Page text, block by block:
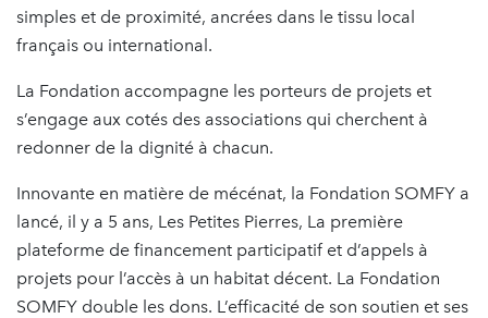
simples et de proximité, ancrées dans le tissu local
français ou international.
La Fondation accompagne les porteurs de projets et
s’engage aux cotés des associations qui cherchent à
redonner de la dignité à chacun.
Innovante en matière de mécénat, la Fondation SOMFY a
lancé, il y a 5 ans, Les Petites Pierres, La première
plateforme de financement participatif et d’appels à
projets pour l’accès à un habitat décent. La Fondation
SOMFY double les dons. L’efficacité de son soutien et ses